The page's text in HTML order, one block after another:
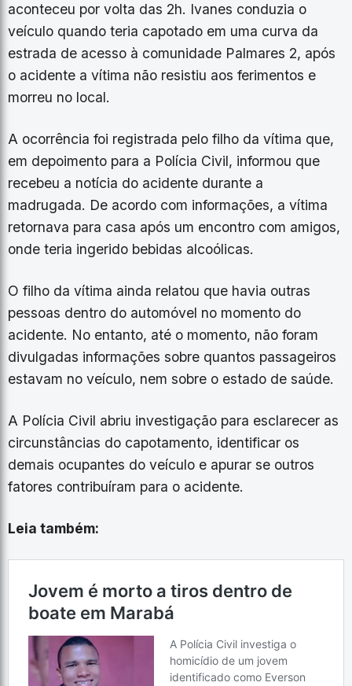
aconteceu por volta das 2h. Ivanes conduzia o
veículo quando teria capotado em uma curva da
estrada de acesso à comunidade Palmares 2, após
o acidente a vítima não resistiu aos ferimentos e
morreu no local.
A ocorrência foi registrada pelo filho da vítima que,
em depoimento para a Polícia Civil, informou que
recebeu a notícia do acidente durante a
madrugada. De acordo com informações, a vítima
retornava para casa após um encontro com amigos,
onde teria ingerido bebidas alcoólicas.
O filho da vítima ainda relatou que havia outras
pessoas dentro do automóvel no momento do
acidente. No entanto, até o momento, não foram
divulgadas informações sobre quantos passageiros
estavam no veículo, nem sobre o estado de saúde.
A Polícia Civil abriu investigação para esclarecer as
circunstâncias do capotamento, identificar os
demais ocupantes do veículo e apurar se outros
fatores contribuíram para o acidente.
Leia também: